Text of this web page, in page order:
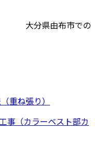
大分県由布市での
重ね張り）
（カラーベスト部カ